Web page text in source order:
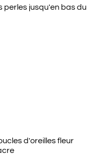
perles jusqu'en bas du
d'oreilles fleur